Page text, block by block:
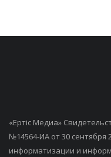
«Ертiс Медиа»
№14564-ИА от 30 сентября
информатизации и